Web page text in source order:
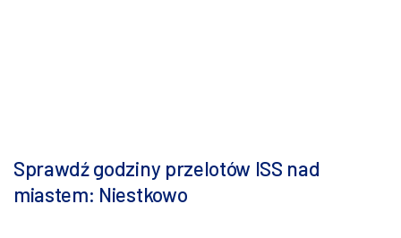
Sprawdź godziny przelotów ISS nad
miastem: Niestkowo